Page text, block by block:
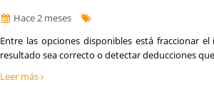
Fusiones y
Gestión de riesgos y
Hace 2 meses
Entre las opciones disponibles está fraccionar
resultado sea correcto o detectar deducciones
Leer más